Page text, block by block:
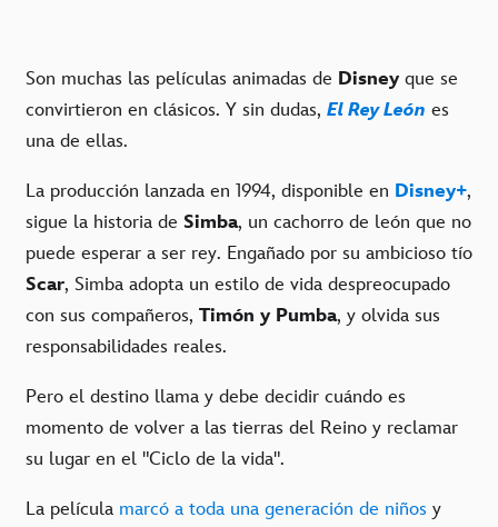
Son muchas las películas animadas de Disney que se
convirtieron en clásicos. Y sin dudas, El Rey León es
una de ellas.
La producción lanzada en 1994, disponible en Disney+,
sigue la historia de Simba, un cachorro de león que no
puede esperar a ser rey. Engañado por su ambicioso tío
Scar, Simba adopta un estilo de vida despreocupado
con sus compañeros, Timón y Pumba, y olvida sus
responsabilidades reales.
Pero el destino llama y debe decidir cuándo es
momento de volver a las tierras del Reino y reclamar
su lugar en el "Ciclo de la vida".
La película marcó a toda una generación de niños y